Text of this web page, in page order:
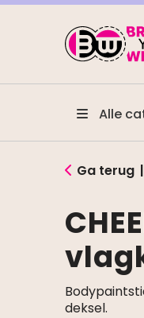
Alle
Ga terug |
deksel.